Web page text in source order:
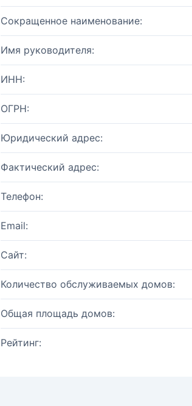
Сокращенное наименование:
Имя руководителя:
ИНН:
ОГРН:
Юридический адрес:
Фактический адрес:
Телефон:
Email:
Сайт:
Количество обслуживаемых домов:
Общая площадь домов:
Рейтинг: